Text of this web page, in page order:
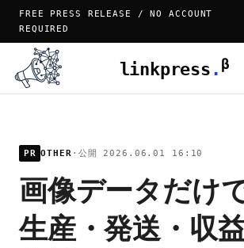
FREE PRESS RELEASE / NO ACCOUNT
REQUIRED
linkpress . β
PR OTHER · 公開 2026.06.01 16:10
画像データだけ
生産・発送・収